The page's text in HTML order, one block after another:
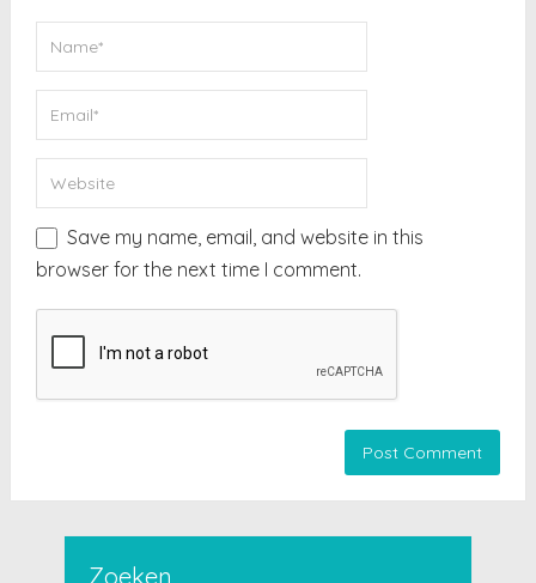
Save my name, email, and website in this
browser for the next time I comment.
Zoeken